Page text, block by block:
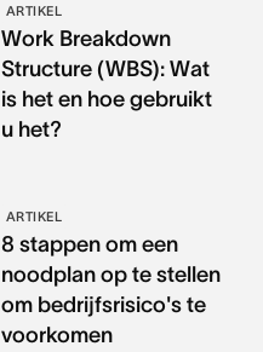
ARTIKEL
Work Breakdown
Structure (WBS): Wat
is het en hoe gebruikt
u het?
ARTIKEL
8 stappen om een
noodplan op te stellen
om bedrijfsrisico's te
voorkomen